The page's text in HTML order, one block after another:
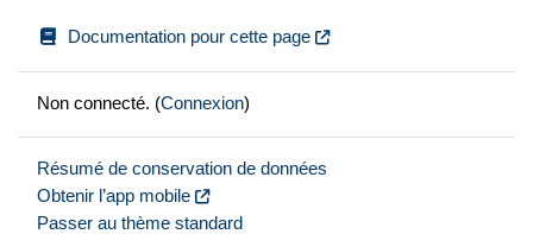
Documentation pour cette page
Non connecté. (Connexion)
Résumé de conservation de données
Obtenir l’app mobile
Passer au thème standard